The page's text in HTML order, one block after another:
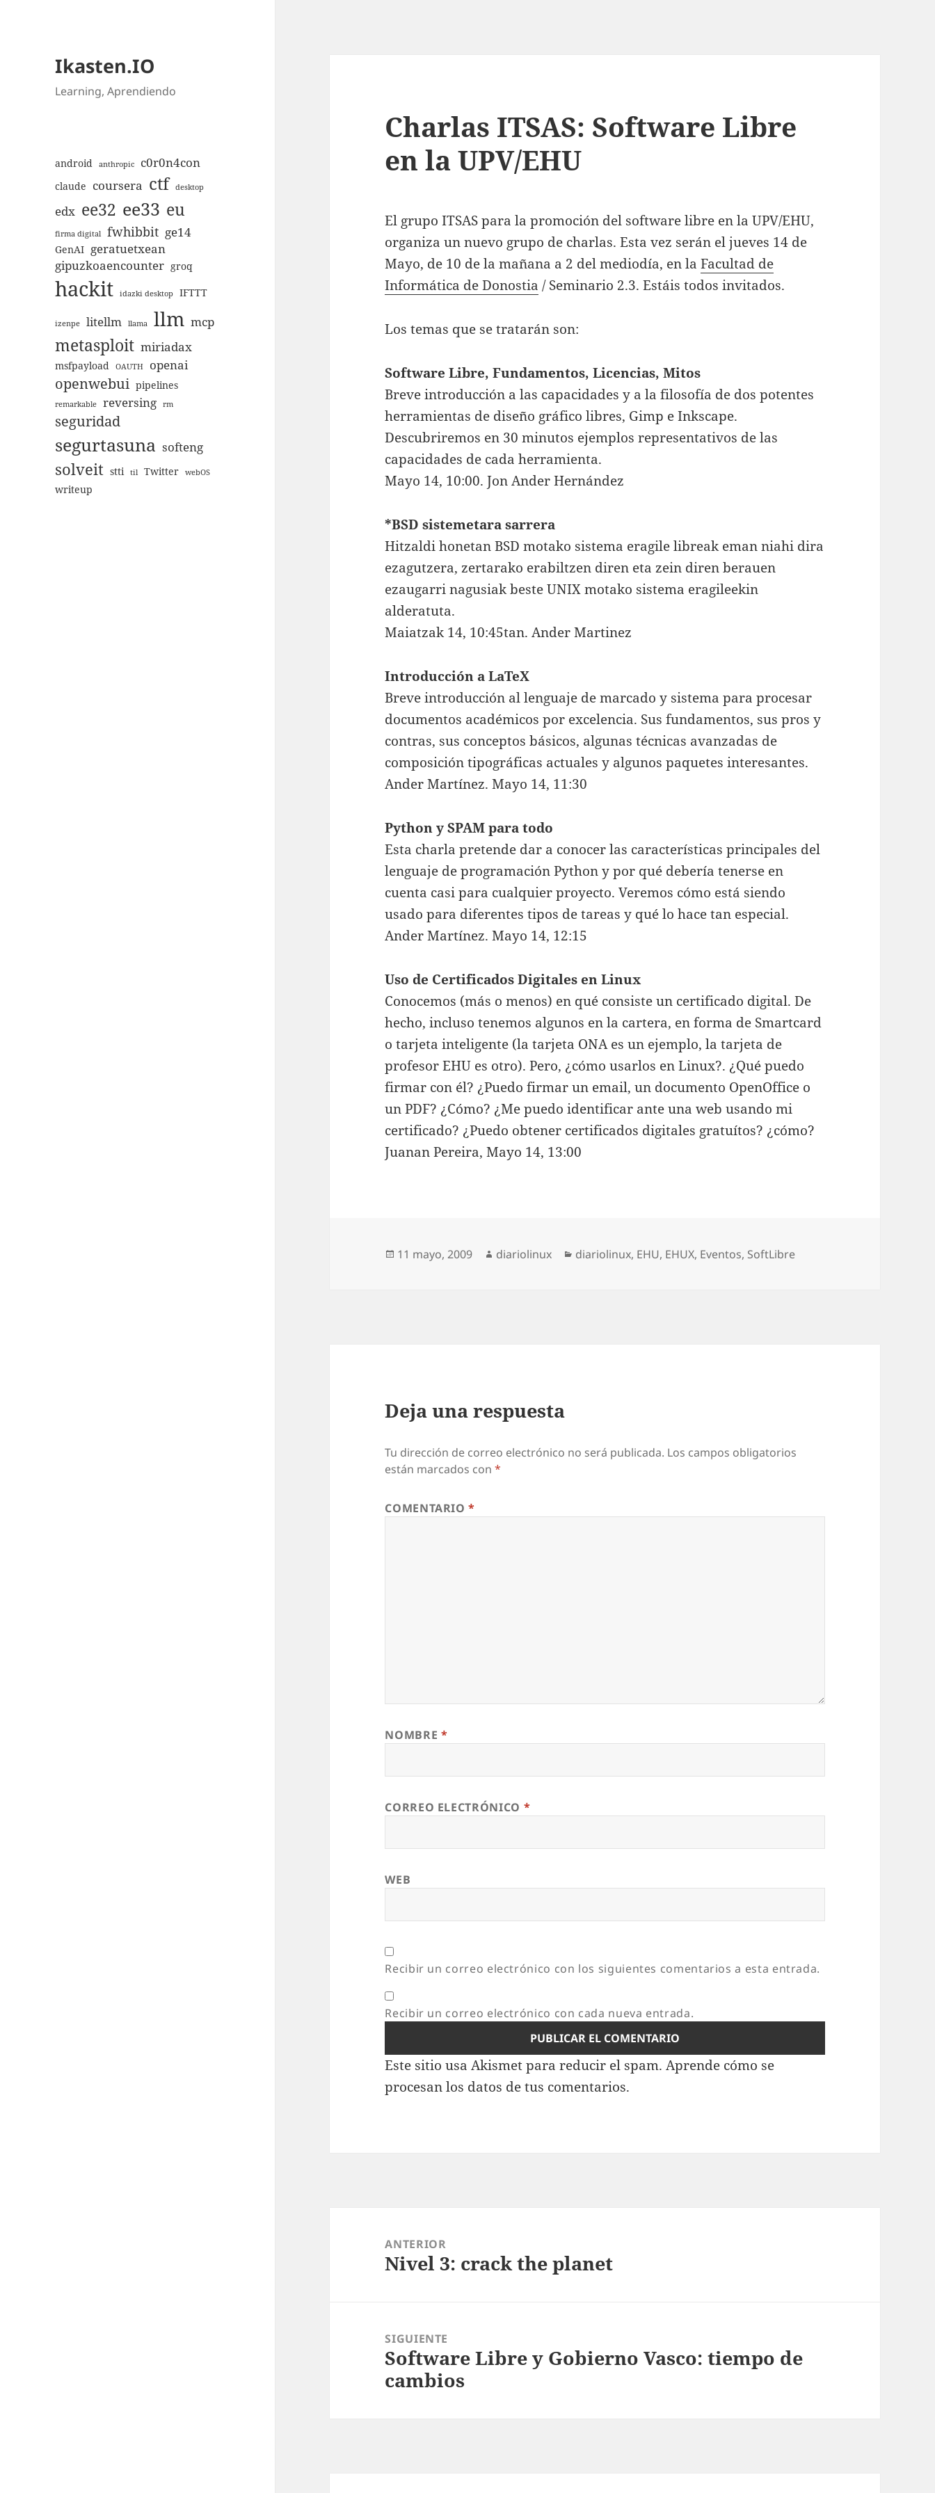
Ikasten.IO
Learning, Aprendiendo
android anthropic c0r0n4con
claude coursera ctf desktop
edx ee32 ee33 eu
firma digital fwhibbit ge14
GenAI geratuetxean
gipuzkoaencounter groq
hackit idazki desktop IFTTT
izenpe litellm llama llm mcp
metasploit miriadax
msfpayload OAUTH openai
openwebui pipelines
remarkable reversing rm
seguridad
segurtasuna softeng
solveit stti til Twitter webOS
writeup
Charlas ITSAS: Software Libre
en la UPV/EHU
El grupo ITSAS para la promoción del software libre en la UPV/EHU,
organiza un nuevo grupo de charlas. Esta vez serán el jueves 14 de
Mayo, de 10 de la mañana a 2 del mediodía, en laFacultad de
Informática de Donostia / Seminario 2.3. Estáis todos invitados.
Los temas que se tratarán son:
Software Libre, Fundamentos, Licencias, Mitos
Breve introducción a las capacidades y a la filosofía de dos potentes
herramientas de diseño gráfico libres, Gimp e Inkscape.
Descubriremos en 30 minutos ejemplos representativos de las
capacidades de cada herramienta.
Mayo 14, 10:00. Jon Ander Hernández
*BSD sistemetara sarrera
Hitzaldi honetan BSD motako sistema eragile libreak eman niahi dira
ezagutzera, zertarako erabiltzen diren eta zein diren berauen
ezaugarri nagusiak beste UNIX motako sistema eragileekin
alderatuta.
Maiatzak 14, 10:45tan. Ander Martinez
Introducción a LaTeX
Breve introducción al lenguaje de marcado y sistema para procesar
documentos académicos por excelencia. Sus fundamentos, sus pros y
contras, sus conceptos básicos, algunas técnicas avanzadas de
composición tipográficas actuales y algunos paquetes interesantes.
Ander Martínez. Mayo 14, 11:30
Python y SPAM para todo
Esta charla pretende dar a conocer las características principales del
lenguaje de programación Python y por qué debería tenerse en
cuenta casi para cualquier proyecto. Veremos cómo está siendo
usado para diferentes tipos de tareas y qué lo hace tan especial.
Ander Martínez. Mayo 14, 12:15
Uso de Certificados Digitales en Linux
Conocemos (más o menos) en qué consiste un certificado digital. De
hecho, incluso tenemos algunos en la cartera, en forma de Smartcard
o tarjeta inteligente (la tarjeta ONA es un ejemplo, la tarjeta de
profesor EHU es otro). Pero, ¿cómo usarlos en Linux?. ¿Qué puedo
firmar con él? ¿Puedo firmar un email, un documento OpenOffice o
un PDF? ¿Cómo? ¿Me puedo identificar ante una web usando mi
certificado? ¿Puedo obtener certificados digitales gratuítos? ¿cómo?
Juanan Pereira, Mayo 14, 13:00
Publicado
11 mayo, 2009 Autor
diariolinux Categorías
diariolinux, EHU, EHUX, Eventos, SoftLibre
Deja una respuesta
Tu dirección de correo electrónico no será publicada. Los campos obligatorios
están marcados con*
COMENTARIO*
NOMBRE *
CORREO ELECTRÓNICO *
WEB
Recibir un correo electrónico con los siguientes comentarios a esta entrada.
Recibir un correo electrónico con cada nueva entrada.
Este sitio usa Akismet para reducir el spam.Aprende cómo se
procesan los datos de tus comentarios.
entradas
ANTERIOR
Entrada
Nivel 3: crack the planet
SIGUIENTE
Entrada
siguiente:
Software Libre y Gobierno Vasco: tiempo de
cambios